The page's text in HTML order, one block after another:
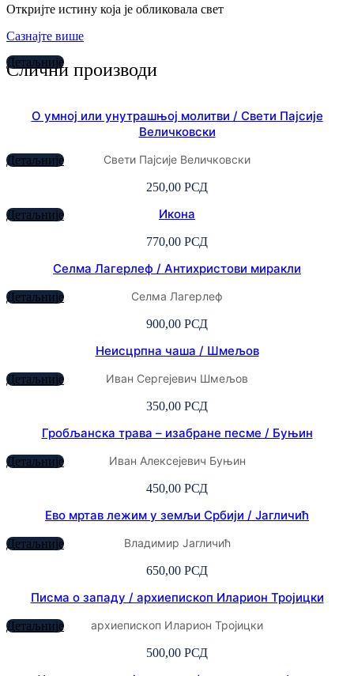
Откријте истину која је обликовала свет
Сазнајте више
Слични производи
Детаљније
О умној или унутрашњој молитви / Свети Пајсије
Величковски
Свети Пајсије Величковски
250,00 РСД
Детаљније
Икона
770,00 РСД
Детаљније
Селма Лагерлеф / Антихристови миракли
Селма Лагерлеф
900,00 РСД
Детаљније
Неисцрпна чаша / Шмељов
Иван Сергејевич Шмељов
350,00 РСД
Детаљније
Гробљанска трава – изабране песме / Буњин
Иван Алексејевич Буњин
450,00 РСД
Детаљније
Ево мртав лежим у земљи Србији / Јагличић
Владимир Јагличић
650,00 РСД
Детаљније
Писма о западу / архиепископ Иларион Тројицки
архиепископ Иларион Тројицки
500,00 РСД
Детаљније